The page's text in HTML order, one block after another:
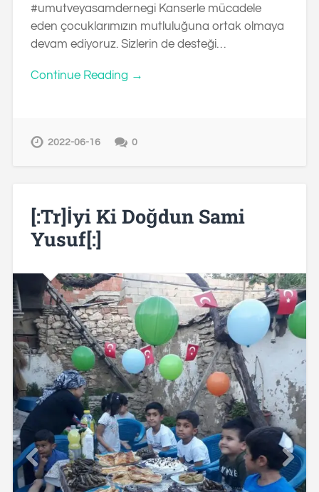
#umutveyasamdernegi Kanserle mücadele
eden çocuklarımızın mutluluğuna ortak olmaya
devam ediyoruz. Sizlerin de desteği…
Continue Reading →
2022-06-16 0
[:tr]İyi Ki Doğdun Sami
Yusuf[:]